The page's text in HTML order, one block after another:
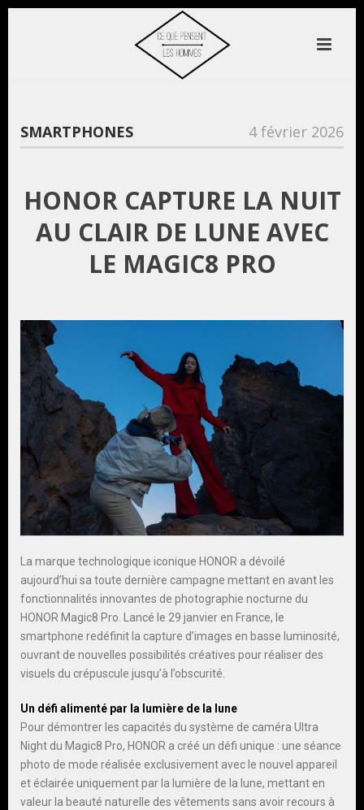
SMARTPHONES 4 février 2026
HONOR CAPTURE LA NUIT
AU CLAIR DE LUNE AVEC
LE MAGIC8 PRO
La marque technologique iconique HONOR a dévoilé
aujourd’hui sa toute dernière campagne mettant en avant les
fonctionnalités innovantes de photographie nocturne du
HONOR Magic8 Pro. Lancé le 29 janvier en France, le
smartphone redéfinit la capture d’images en basse luminosité,
ouvrant de nouvelles possibilités créatives pour réaliser des
visuels du crépuscule jusqu’à l’obscurité.
Un défi alimenté par la lumière de la lune
Pour démontrer les capacités du système de caméra Ultra
Night du Magic8 Pro, HONOR a créé un défi unique : une séance
photo de mode réalisée exclusivement avec le nouvel appareil
et éclairée uniquement par la lumière de la lune, mettant en
valeur la beauté naturelle des vêtements sans avoir recours à